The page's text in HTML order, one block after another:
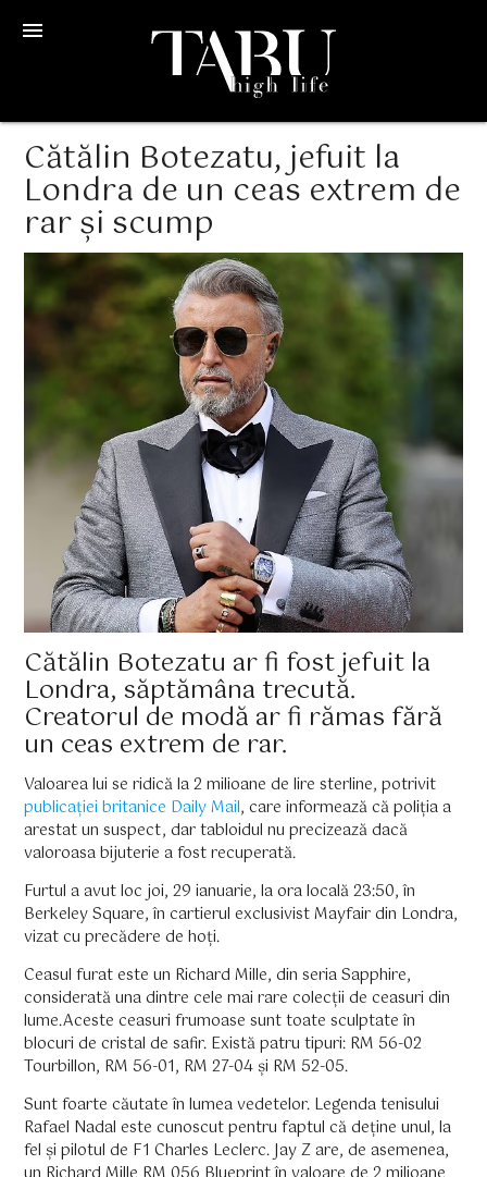
menu
Cătălin Botezatu, jefuit la
Londra de un ceas extrem de
rar și scump
Cătălin Botezatu ar fi fost jefuit la
Londra, săptămâna trecută.
Creatorul de modă ar fi rămas fără
un ceas extrem de rar.
Valoarea lui se ridică la 2 milioane de lire sterline, potrivit
publicației britanice Daily Mail, care informează că poliția a
arestat un suspect, dar tabloidul nu precizează dacă
valoroasa bijuterie a fost recuperată.
Furtul a avut loc joi, 29 ianuarie, la ora locală 23:50, în
Berkeley Square, în cartierul exclusivist Mayfair din Londra,
vizat cu precădere de hoți.
Ceasul furat este un Richard Mille, din seria Sapphire,
considerată una dintre cele mai rare colecții de ceasuri din
lume.Aceste ceasuri frumoase sunt toate sculptate în
blocuri de cristal de safir. Există patru tipuri: RM 56-02
Tourbillon, RM 56-01, RM 27-04 și RM 52-05.
Sunt foarte căutate în lumea vedetelor. Legenda tenisului
Rafael Nadal este cunoscut pentru faptul că deține unul, la
fel și pilotul de F1 Charles Leclerc. Jay Z are, de asemenea,